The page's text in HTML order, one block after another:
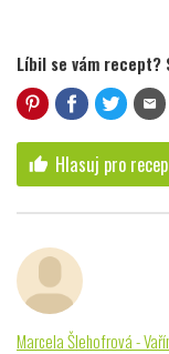
Líbil se vám recept?
mail
thumb_up Hlasuj pro
Marcela Šlehofrová -